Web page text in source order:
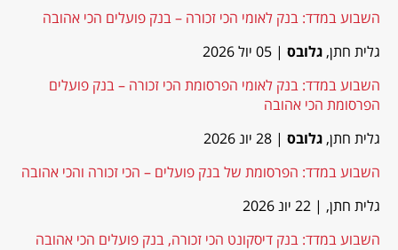
השבוע במדד: בנק לאומי הכי זכורה – בנק פועלים הכי אהובה
גלית חתן, גלובס | 05 יול 2026
השבוע במדד: בנק לאומי הפרסומת הכי זכורה – בנק פועלים
הפרסומת הכי אהובה
גלית חתן, גלובס | 28 יונ 2026
השבוע במדד: הפרסומת של בנק פועלים – הכי זכורה והכי אהובה
גלית חתן, | 22 יונ 2026
השבוע במדד: בנק דיסקונט הכי זכורה, בנק פועלים הכי אהובה